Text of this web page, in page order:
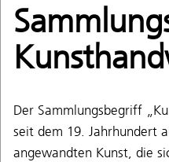
Der Sammlungsbegriff
seit dem 19. Jahrhundert
angewandten Kunst, die